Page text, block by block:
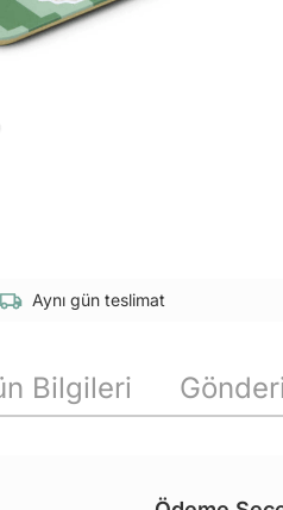
Aynı gün teslimat
Bilgileri